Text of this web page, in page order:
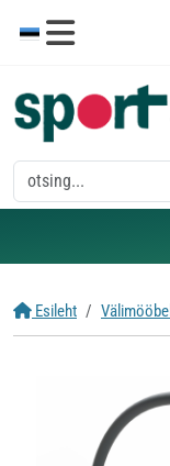
Esileht Välimööbel